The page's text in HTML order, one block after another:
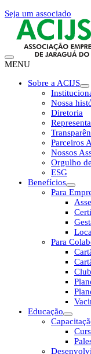
Seja um associado
MENU
Sobre a ACIJS
Nossa
Diretoria
Parceiros
Nossos
Orgulho
ESG
Benefícios
Para
Para
Educação